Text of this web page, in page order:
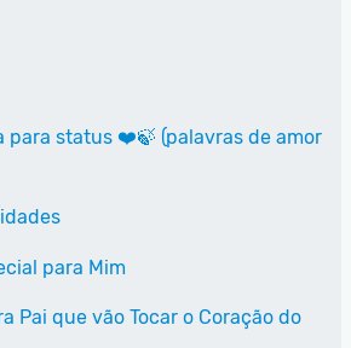
para status ❤️🍃 (palavras de amor
para Mim
Pai que vão Tocar o Coração do